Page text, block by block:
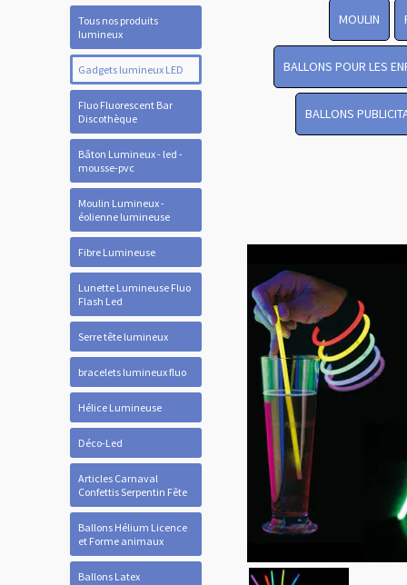
Tous nos produits
lumineux
Gadgets lumineux LED
Fluo Fluorescent Bar
Discothèque
Bâton Lumineux - led -
mousse-pvc
Moulin Lumineux -
éolienne lumineuse
Fibre Lumineuse
Lunette Lumineuse Fluo
Flash Led
Serre tête lumineux
bracelets lumineux fluo
Hélice Lumineuse
Déco-Led
Articles Carnaval
Confettis Serpentin Fête
Ballons Hélium Licence
et Forme animaux
Ballons Latex
MOULIN
BALLONS POUR LES
BALLONS